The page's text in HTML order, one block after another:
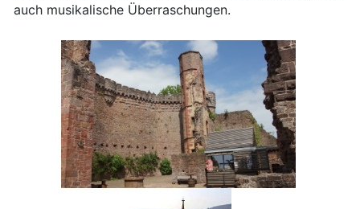
auch musikalische Überraschungen.